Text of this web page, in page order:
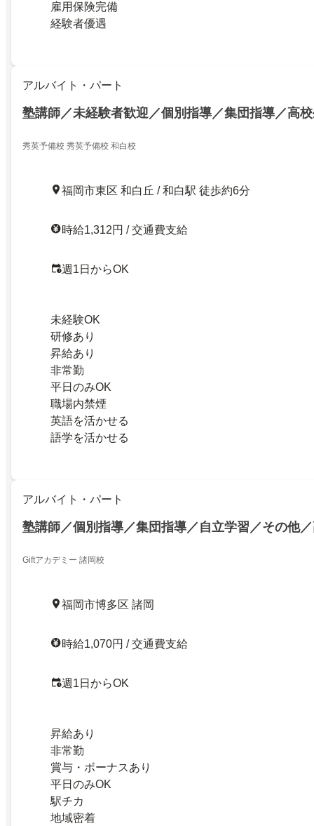
雇用保険完備
経験者優遇
アルバイト・パート
塾講師／未経験者歓迎／個別指導／集団指導／高
秀英予備校 秀英予備校 和白校
福岡市東区 和白丘 / 和白駅 徒歩約6分
時給1,312円 / 交通費支給
週1日からOK
未経験OK
研修あり
昇給あり
非常勤
平日のみOK
職場内禁煙
英語を活かせる
語学を活かせる
アルバイト・パート
塾講師／個別指導／集団指導／自立学習／その他
Giftアカデミー 諸岡校
福岡市博多区 諸岡
時給1,070円 / 交通費支給
週1日からOK
昇給あり
非常勤
賞与・ボーナスあり
平日のみOK
駅チカ
地域密着